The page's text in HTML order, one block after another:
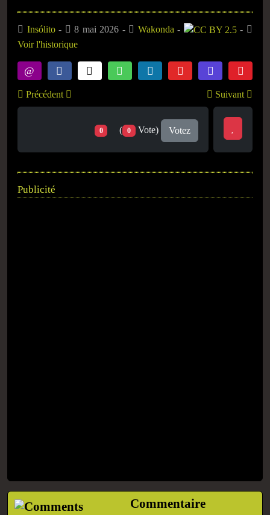
Insólito- 8 mai 2026 - Wakonda -
-
Voir l'historique
Précédent Suivant
0 ( 0 Vote) Votez
Publicité
Commentaire